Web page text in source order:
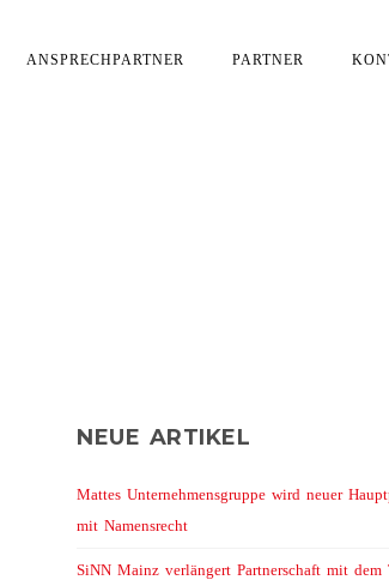
ANSPRECHPARTNER PARTNER
NEUE ARTIKEL
Mattes Unternehmensgruppe wird neuer
mit Namensrecht
SiNN Mainz verlängert Partnerschaft mit dem